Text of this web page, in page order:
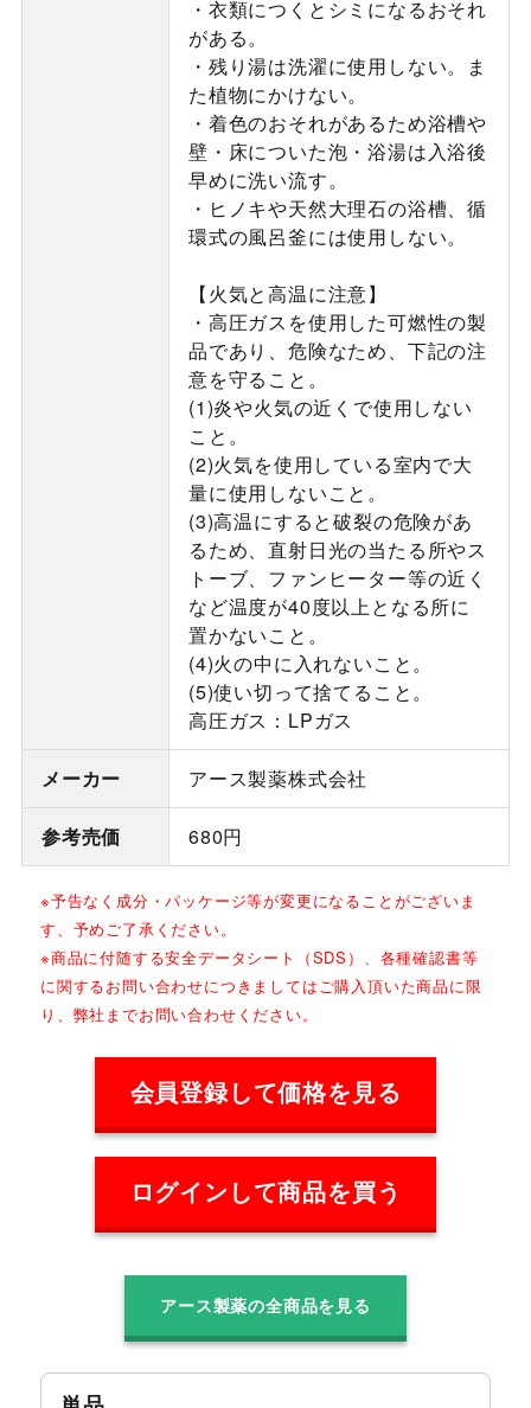
・衣類につくとシミになるおそれ
がある。
・残り湯は洗濯に使用しない。ま
た植物にかけない。
・着色のおそれがあるため浴槽や
壁・床についた泡・浴湯は入浴後
早めに洗い流す。
・ヒノキや天然大理石の浴槽、循
環式の風呂釜には使用しない。
【火気と高温に注意】
・高圧ガスを使用した可燃性の製
品であり、危険なため、下記の注
意を守ること。
(1)炎や火気の近くで使用しない
こと。
(2)火気を使用している室内で大
量に使用しないこと。
(3)高温にすると破裂の危険があ
るため、直射日光の当たる所やス
トーブ、ファンヒーター等の近く
など温度が40度以上となる所に
置かないこと。
(4)火の中に入れないこと。
(5)使い切って捨てること。
高圧ガス：LPガス
メーカー アース製薬株式会社
参考売価 680円
※予告なく成分・パッケージ等が変更になることがございま
す、予めご了承ください。
※商品に付随する安全データシート（SDS）、各種確認書等
に関するお問い合わせにつきましてはご購入頂いた商品に限
り、弊社までお問い合わせください。
会員登録して価格を見る
ログインして商品を買う
アース製薬の全商品を見る